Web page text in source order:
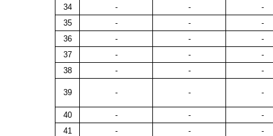
34
- -
-
35
- -
-
36
- -
-
37
- -
-
38
- - -
39 - - -
40 - -
-
41
- -
-